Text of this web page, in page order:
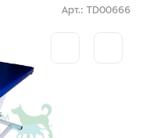
Арт.: TD00666